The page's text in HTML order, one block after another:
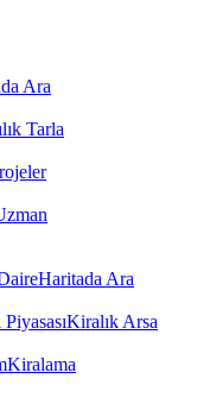
Ara
Tarla
Haritada Ara
Kiralık Arsa
Kiralama